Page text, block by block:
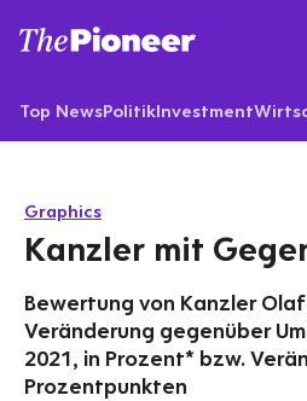
Top NewsPolitikInvestment
Graphics
Kanzler mit
Bewertung von Kanzler
Veränderung gegenüber
2021, in Prozent* bzw.
Prozentpunkten